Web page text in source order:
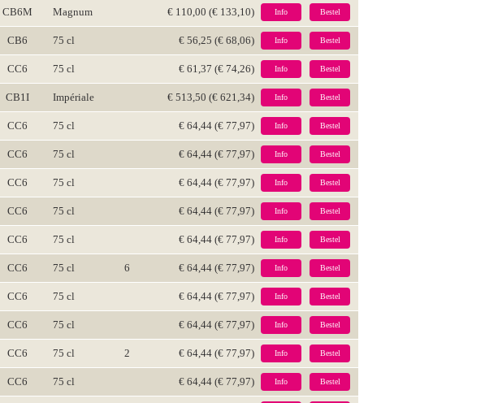
CB6M Magnum € 110,00 (€ 133,10) Info Bestel
CB6 75 cl € 56,25 (€ 68,06) Info Bestel
CC6 75 cl € 61,37 (€ 74,26) Info Bestel
CB1I Impériale € 513,50 (€ 621,34) Info Bestel
CC6 75 cl € 64,44 (€ 77,97) Info Bestel
CC6 75 cl € 64,44 (€ 77,97) Info Bestel
CC6 75 cl € 64,44 (€ 77,97) Info Bestel
CC6 75 cl € 64,44 (€ 77,97) Info Bestel
CC6 75 cl € 64,44 (€ 77,97) Info Bestel
CC6 75 cl 6 € 64,44 (€ 77,97) Info Bestel
CC6 75 cl € 64,44 (€ 77,97) Info Bestel
CC6 75 cl € 64,44 (€ 77,97) Info Bestel
CC6 75 cl 2 € 64,44 (€ 77,97) Info Bestel
CC6 75 cl € 64,44 (€ 77,97) Info Bestel